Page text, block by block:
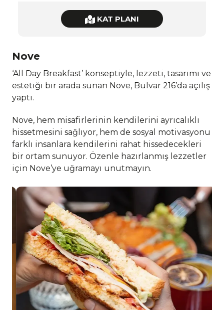
KAT PLANI
Nove
‘All Day Breakfast’ konseptiyle, lezzeti, tasarımı ve
estetiği bir arada sunan Nove, Bulvar 216’da açılış
yaptı.
Nove, hem misafirlerinin kendilerini ayrıcalıklı
hissetmesini sağlıyor, hem de sosyal motivasyonu
farklı insanlara kendilerini rahat hissedecekleri
bir ortam sunuyor. Özenle hazırlanmış lezzetler
için Nove’ye uğramayı unutmayın.